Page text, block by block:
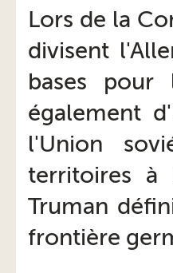
Lors de la
divisent
bases pour
également
l'Union
territoires à
Truman
frontière